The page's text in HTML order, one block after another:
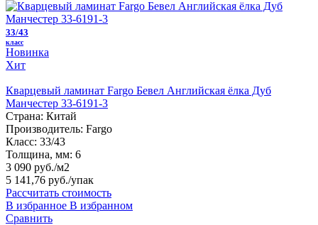
33/43
класс
Новинка
Хит
Кварцевый ламинат Fargo Бевел Английская ёлка Дуб
Манчестер 33-6191-3
Страна: Китай
Производитель: Fargo
Класс: 33/43
Толщина, мм: 6
3 090 руб./м2
5 141,76 руб./упак
Рассчитать стоимость
В избранное В избранном
Сравнить